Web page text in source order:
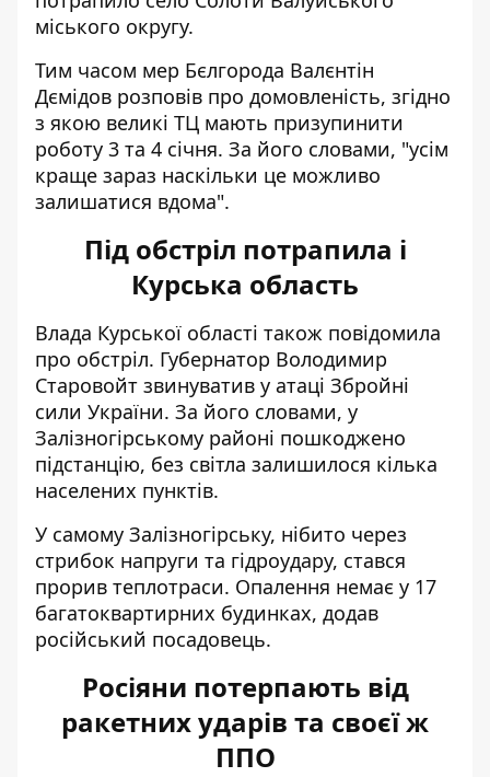
міського округу.
Тим часом мер Бєлгорода Валєнтін
Дємідов розповів про домовленість, згідно
з якою великі ТЦ мають призупинити
роботу 3 та 4 січня. За його словами, "усім
краще зараз наскільки це можливо
залишатися вдома".
Під обстріл потрапила і
Курська область
Влада Курської області також повідомила
про обстріл. Губернатор Володимир
Старовойт звинуватив у атаці Збройні
сили України. За його словами, у
Залізногірському районі пошкоджено
підстанцію, без світла залишилося кілька
населених пунктів.
У самому Залізногірську, нібито через
стрибок напруги та гідроудару, стався
прорив теплотраси. Опалення немає у 17
багатоквартирних будинках, додав
російський посадовець.
Росіяни потерпають від
ракетних ударів та своєї ж
ППО